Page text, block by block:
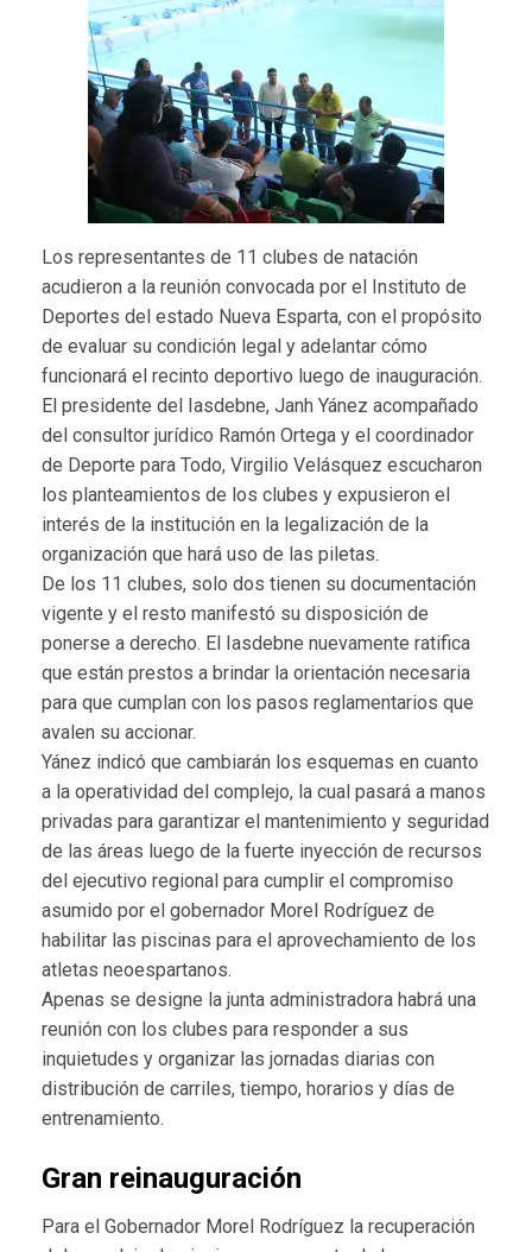
Los representantes de 11 clubes de natación
acudieron a la reunión convocada por el Instituto de
Deportes del estado Nueva Esparta, con el propósito
de evaluar su condición legal y adelantar cómo
funcionará el recinto deportivo luego de inauguración.
El presidente del Iasdebne, Janh Yánez acompañado
del consultor jurídico Ramón Ortega y el coordinador
de Deporte para Todo, Virgilio Velásquez escucharon
los planteamientos de los clubes y expusieron el
interés de la institución en la legalización de la
organización que hará uso de las piletas.
De los 11 clubes, solo dos tienen su documentación
vigente y el resto manifestó su disposición de
ponerse a derecho. El Iasdebne nuevamente ratifica
que están prestos a brindar la orientación necesaria
para que cumplan con los pasos reglamentarios que
avalen su accionar.
Yánez indicó que cambiarán los esquemas en cuanto
a la operatividad del complejo, la cual pasará a manos
privadas para garantizar el mantenimiento y seguridad
de las áreas luego de la fuerte inyección de recursos
del ejecutivo regional para cumplir el compromiso
asumido por el gobernador Morel Rodríguez de
habilitar las piscinas para el aprovechamiento de los
atletas neoespartanos.
Apenas se designe la junta administradora habrá una
reunión con los clubes para responder a sus
inquietudes y organizar las jornadas diarias con
distribución de carriles, tiempo, horarios y días de
entrenamiento.
Gran reinauguración
Para el Gobernador Morel Rodríguez la recuperación